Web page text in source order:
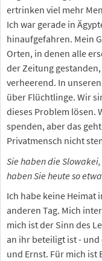
ertrinken viel mehr
Ich war gerade in
hinaufgefahren. Mein
Orten, in denen alle
der Zeitung
verheerend. In
über Flüchtlinge. Wir
dieses Problem lösen.
spenden, aber das
Privatmensch nicht
Sie haben die
haben Sie heute so
Ich habe keine Heimat
anderen Tag. Mich
mich ist der Sinn des
an ihr beteiligt ist -
und Ernst. Für mich ist